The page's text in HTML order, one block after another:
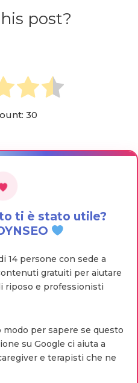
post?
30
ti è stato utile?
14 persone con sede a
gratuiti per aiutare
riposo e professionisti
per sapere se questo
su Google ci aiuta a
e terapisti che ne